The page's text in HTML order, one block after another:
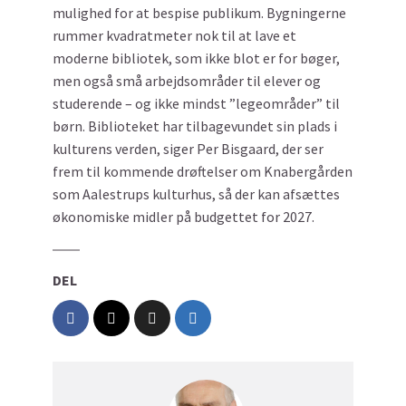
mulighed for at bespise publikum. Bygningerne
rummer kvadratmeter nok til at lave et
moderne bibliotek, som ikke blot er for bøger,
men også små arbejdsområder til elever og
studerende – og ikke mindst ”legeområder” til
børn. Biblioteket har tilbagevundet sin plads i
kulturens verden, siger Per Bisgaard, der ser
frem til kommende drøftelser om Knabergården
som Aalestrups kulturhus, så der kan afsættes
økonomiske midler på budgettet for 2027.
DEL